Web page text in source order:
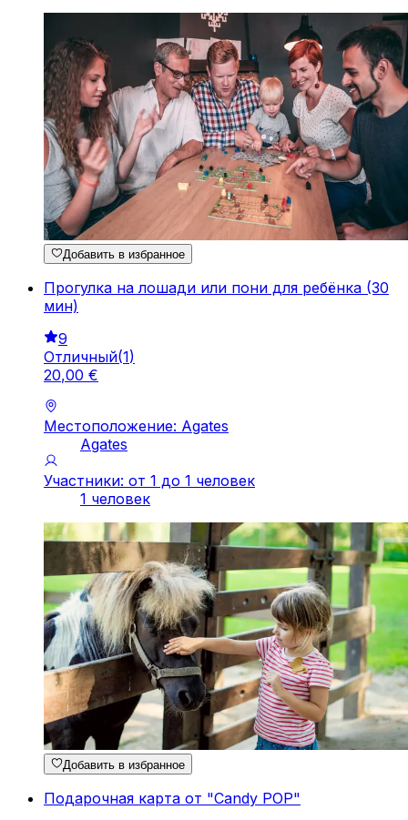
Добавить в избранное
Прогулка на лошади или пони для ребёнка (30
мин)
9
Отличный(1)
20,00 €
Местоположение: Agates
Agates
Участники: от 1 до 1 человек
1 человек
Добавить в избранное
Подарочная карта от "Candy POP"